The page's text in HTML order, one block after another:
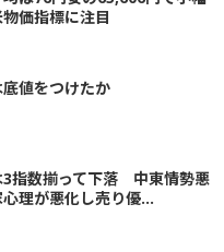
価指標に注目
値をつけたか
3指数揃って下落 中東情勢悪
理が悪化し売り優...